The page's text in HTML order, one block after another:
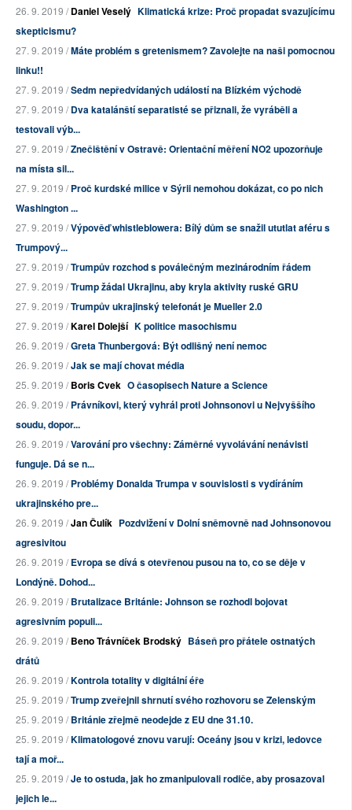
26. 9. 2019 /Daniel Veselý Klimatická krize: Proč propadat svazujícímu
skepticismu?
27. 9. 2019 /Máte problém s gretenismem? Zavolejte na naši pomocnou
linku!!
27. 9. 2019 /Sedm nepředvídaných událostí na Blízkém východě
27. 9. 2019 /Dva katalánští separatisté se přiznali, že vyráběli a
testovali výb...
27. 9. 2019 /Znečištění v Ostravě: Orientační měření NO2 upozorňuje
na místa sil...
27. 9. 2019 /Proč kurdské milice v Sýrii nemohou dokázat, co po nich
Washington ...
27. 9. 2019 /Výpověď whistleblowera: Bílý dům se snažil ututlat aféru s
Trumpový...
27. 9. 2019 /Trumpův rozchod s poválečným mezinárodním řádem
27. 9. 2019 /Trump žádal Ukrajinu, aby kryla aktivity ruské GRU
27. 9. 2019 /Trumpův ukrajinský telefonát je Mueller 2.0
27. 9. 2019 /Karel Dolejší K politice masochismu
26. 9. 2019 /Greta Thunbergová: Být odlišný není nemoc
26. 9. 2019 /Jak se mají chovat média
25. 9. 2019 /Boris Cvek O časopisech Nature a Science
26. 9. 2019 /Právníkovi, který vyhrál proti Johnsonovi u Nejvyššího
soudu, dopor...
26. 9. 2019 /Varování pro všechny: Záměrné vyvolávání nenávisti
funguje. Dá se n...
26. 9. 2019 /Problémy Donalda Trumpa v souvislosti s vydíráním
ukrajinského pre...
26. 9. 2019 /Jan Čulík Pozdvižení v Dolní sněmovně nad Johnsonovou
agresivitou
26. 9. 2019 /Evropa se dívá s otevřenou pusou na to, co se děje v
Londýně. Dohod...
26. 9. 2019 /Brutalizace Británie: Johnson se rozhodl bojovat
agresivním populi...
26. 9. 2019 /Beno Trávníček Brodský Báseň pro přátele ostnatých
drátů
26. 9. 2019 /Kontrola totality v digitální éře
25. 9. 2019 /Trump zveřejnil shrnutí svého rozhovoru se Zelenským
25. 9. 2019 /Británie zřejmě neodejde z EU dne 31.10.
25. 9. 2019 /Klimatologové znovu varují: Oceány jsou v krizi, ledovce
tají a moř...
25. 9. 2019 /Je to ostuda, jak ho zmanipulovali rodiče, aby prosazoval
jejich le...